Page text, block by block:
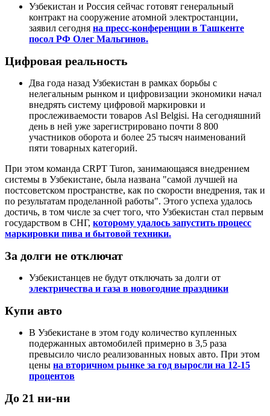
Узбекистан и Россия сейчас готовят генеральный
контракт на сооружение атомной электростанции,
заявил сегодня на пресс-конференции в Ташкенте
посол РФ Олег Мальгинов.
Цифровая реальность
Два года назад Узбекистан в рамках борьбы с
нелегальным рынком и цифровизации экономики начал
внедрять систему цифровой маркировки и
прослеживаемости товаров Asl Belgisi. На сегодняшний
день в ней уже зарегистрировано почти 8 800
участников оборота и более 25 тысяч наименований
пяти товарных категорий.
При этом команда CRPT Turon, занимающаяся внедрением
системы в Узбекистане, была названа "самой лучшей на
постсоветском пространстве, как по скорости внедрения, так и
по результатам проделанной работы". Этого успеха удалось
достичь, в том числе за счет того, что Узбекистан стал первым
государством в СНГ, которому удалось запустить процесс
маркировки пива и бытовой техники.
За долги не отключат
Узбекистанцев не будут отключать за долги от
электричества и газа в новогодние праздники
Купи авто
В Узбекистане в этом году количество купленных
подержанных автомобилей примерно в 3,5 раза
превысило число реализованных новых авто. При этом
цены на вторичном рынке за год выросли на 12-15
процентов
До 21 ни-ни